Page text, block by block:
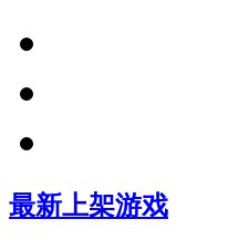
最新上架游戏